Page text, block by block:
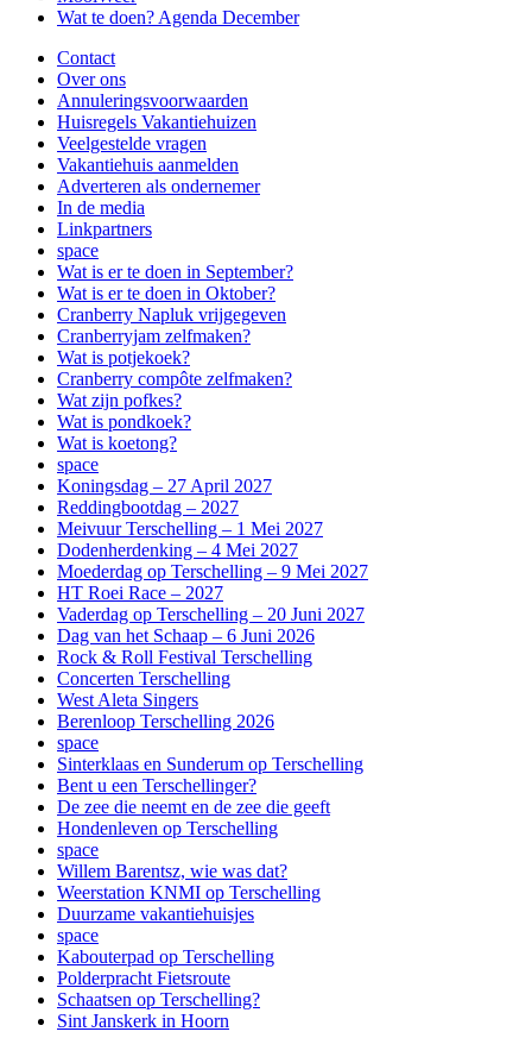
Wat te doen? Agenda December
Contact
Over ons
Annuleringsvoorwaarden
Huisregels Vakantiehuizen
Veelgestelde vragen
Vakantiehuis aanmelden
Adverteren als ondernemer
In de media
Linkpartners
space
Wat is er te doen in September?
Wat is er te doen in Oktober?
Cranberry Napluk vrijgegeven
Cranberryjam zelfmaken?
Wat is potjekoek?
Cranberry compôte zelfmaken?
Wat zijn pofkes?
Wat is pondkoek?
Wat is koetong?
space
Koningsdag – 27 April 2027
Reddingbootdag – 2027
Meivuur Terschelling – 1 Mei 2027
Dodenherdenking – 4 Mei 2027
Moederdag op Terschelling – 9 Mei 2027
HT Roei Race – 2027
Vaderdag op Terschelling – 20 Juni 2027
Dag van het Schaap – 6 Juni 2026
Rock & Roll Festival Terschelling
Concerten Terschelling
West Aleta Singers
Berenloop Terschelling 2026
space
Sinterklaas en Sunderum op Terschelling
Bent u een Terschellinger?
De zee die neemt en de zee die geeft
Hondenleven op Terschelling
space
Willem Barentsz, wie was dat?
Weerstation KNMI op Terschelling
Duurzame vakantiehuisjes
space
Kabouterpad op Terschelling
Polderpracht Fietsroute
Schaatsen op Terschelling?
Sint Janskerk in Hoorn